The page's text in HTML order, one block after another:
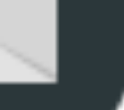
по оказанию
авторским